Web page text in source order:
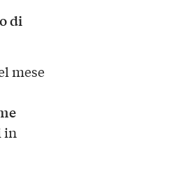
di
mese
in